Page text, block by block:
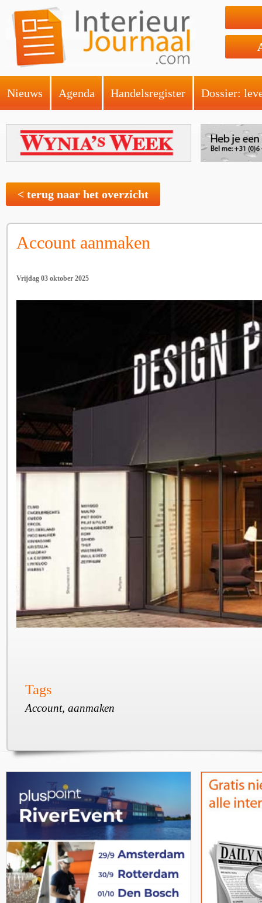
Nieuws Agenda Handelsregister Dossier:
< terug naar het overzicht
Account aanmaken
Vrijdag 03 oktober 2025
Tags
Account, aanmaken